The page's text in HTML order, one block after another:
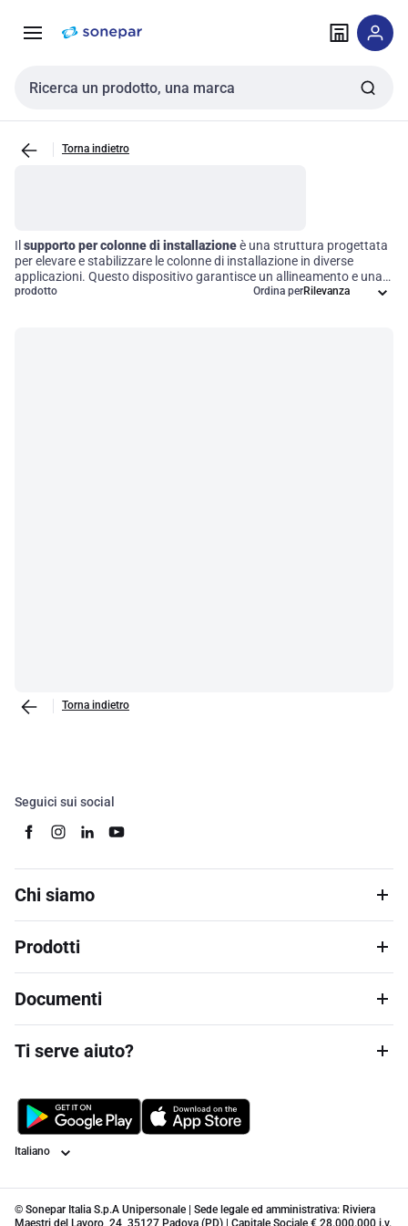
navigazione alla
Cerca input
Torna indietro
Il supporto per colonne di installazioneè una struttura progettata
per elevare e stabilizzare le colonne di installazione in diverse
applicazioni. Questo dispositivo garantisce un allineamento e una
stabilità ottimali per le attrezzature o i sistemi montati sulla
prodotto Ordina per
Torna indietro
Seguici sui social
Chi siamo
Prodotti
Documenti
Ti serve aiuto?
Lingua
© Sonepar Italia S.p.A Unipersonale | Sede legale ed amministrativa: Riviera
Maestri del Lavoro, 24, 35127 Padova (PD) | Capitale Sociale € 28.000.000 i.v.